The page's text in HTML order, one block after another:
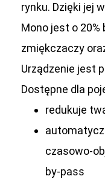
rynku. Dzięki jej
Mono jest o 20%
zmiękczaczy
Urządzenie jest
Dostępne dla
redukuje
czasowo-
by-pass